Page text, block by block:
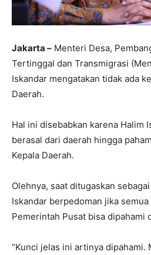
Jakarta – Menteri Desa,
Tertinggal dan Transmigrasi
Iskandar mengatakan tidak ada
Daerah.
Hal ini disebabkan karena Halim
berasal dari daerah hingga
Kepala Daerah.
Olehnya, saat ditugaskan
Iskandar berpedoman jika
Pemerintah Pusat bisa dipahami
“Kunci jelas ini artinya dipahami.